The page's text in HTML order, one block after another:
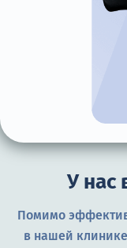
У нас
Помимо
в нашей